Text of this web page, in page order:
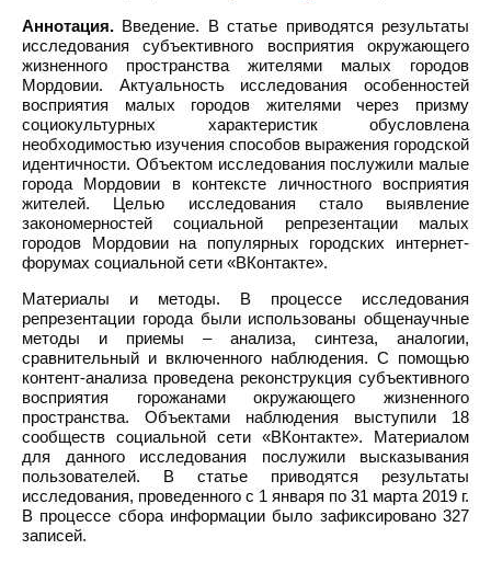
Аннотация. Введение. В статье приводятся результаты
исследования субъективного восприятия окружающего
жизненного пространства жителями малых городов
Мордовии. Актуальность исследования особенностей
восприятия малых городов жителями через призму
социокультурных характеристик обусловлена
необходимостью изучения способов выражения городской
идентичности. Объектом исследования послужили малые
города Мордовии в контексте личностного восприятия
жителей. Целью исследования стало выявление
закономерностей социальной репрезентации малых
городов Мордовии на популярных городских интернет-
форумах социальной сети «ВКонтакте».
Материалы и методы. В процессе исследования
репрезентации города были использованы общенаучные
методы и приемы – анализа, синтеза, аналогии,
сравнительный и включенного наблюдения. С помощью
контент-анализа проведена реконструкция субъективного
восприятия горожанами окружающего жизненного
пространства. Объектами наблюдения выступили 18
сообществ социальной сети «ВКонтакте». Материалом
для данного исследования послужили высказывания
пользователей. В статье приводятся результаты
исследования, проведенного с 1 января по 31 марта 2019 г.
В процессе сбора информации было зафиксировано 327
записей.